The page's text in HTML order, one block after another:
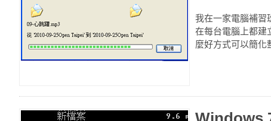
我在一家電腦補習
在每台電腦上都建
麼好方式可以簡化